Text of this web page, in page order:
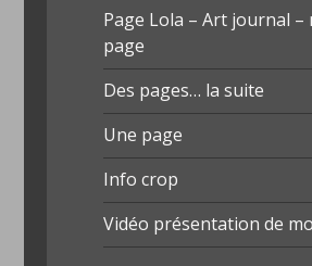
Page Lola – Art journal –
page
Des pages… la suite
Une page
Info crop
Vidéo présentation de